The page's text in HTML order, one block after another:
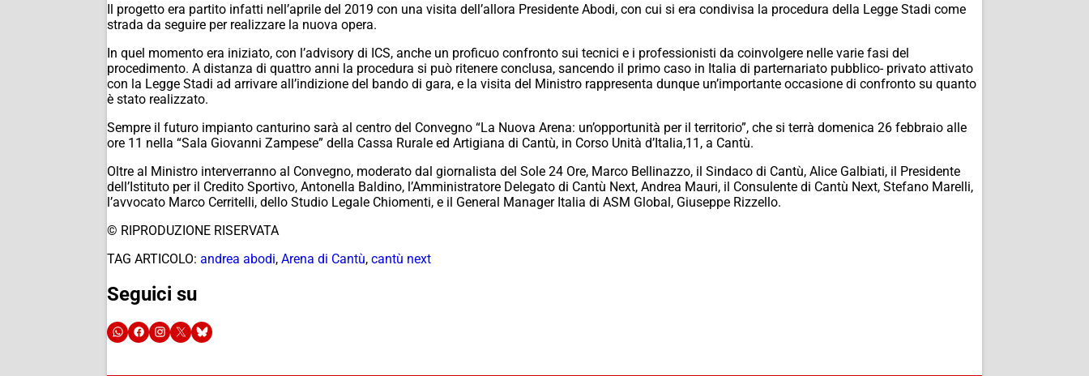
Il progetto era partito infatti nell’aprile del 2019 con una visita dell’allora Presidente Abodi, con cui si era condivisa la procedura della Legge Stadi come
strada da seguire per realizzare la nuova opera.
In quel momento era iniziato, con l’advisory di ICS, anche un proficuo confronto sui tecnici e i professionisti da coinvolgere nelle varie fasi del
procedimento. A distanza di quattro anni la procedura si può ritenere conclusa, sancendo il primo caso in Italia di parternariato pubblico- privato attivato
con la Legge Stadi ad arrivare all’indizione del bando di gara, e la visita del Ministro rappresenta dunque un’importante occasione di confronto su quanto
è stato realizzato.
Sempre il futuro impianto canturino sarà al centro del Convegno “La Nuova Arena: un’opportunità per il territorio”, che si terrà domenica 26 febbraio alle
ore 11 nella “Sala Giovanni Zampese” della Cassa Rurale ed Artigiana di Cantù, in Corso Unità d’Italia,11, a Cantù.
Oltre al Ministro interverranno al Convegno, moderato dal giornalista del Sole 24 Ore, Marco Bellinazzo, il Sindaco di Cantù, Alice Galbiati, il Presidente
dell’Istituto per il Credito Sportivo, Antonella Baldino, l’Amministratore Delegato di Cantù Next, Andrea Mauri, il Consulente di Cantù Next, Stefano Marelli,
l’avvocato Marco Cerritelli, dello Studio Legale Chiomenti, e il General Manager Italia di ASM Global, Giuseppe Rizzello.
© RIPRODUZIONE RISERVATA
TAG ARTICOLO: andrea abodi, Arena di Cantù, cantù next
Seguici su